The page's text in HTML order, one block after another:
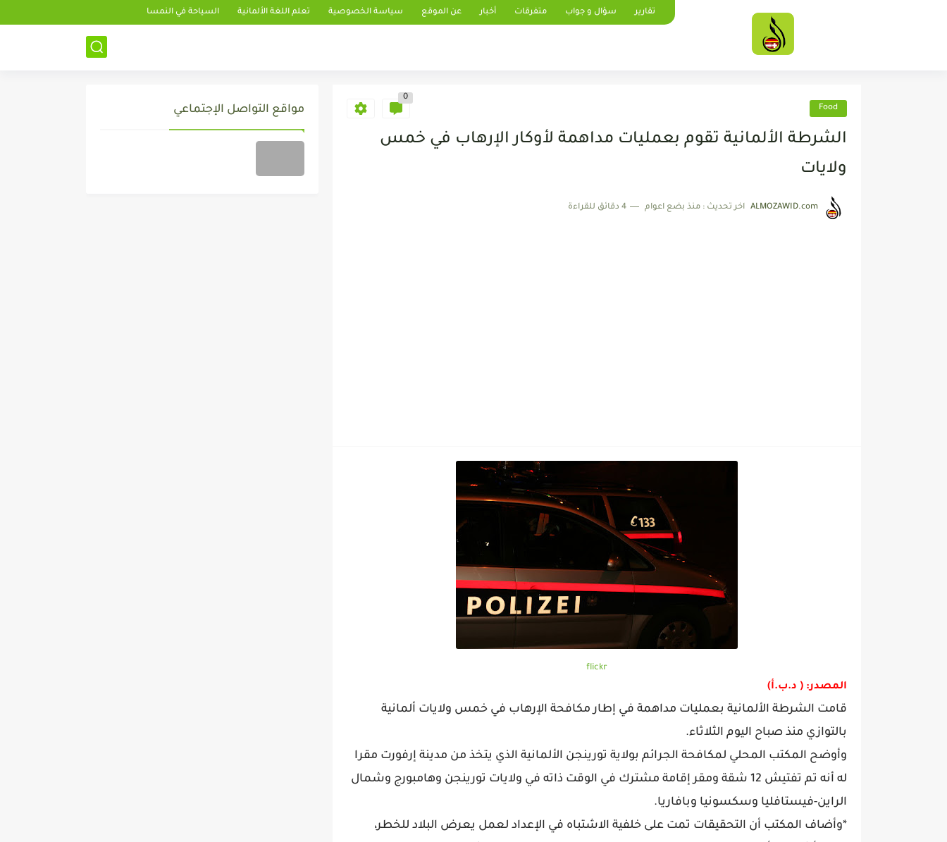
تقارير سؤال و جواب متفرقات أخبار عن الموقع سياسة الخصوصية تعلم اللغة الألمانية السياحة في النمسا
Food
0
الشرطة الألمانية تقوم بعمليات مداهمة لأوكار الإرهاب في خمس
ولايات
ALMOZAWID.com اخر تحديث : منذ بضع اعوام 4 دقائق للقراءة
flickr
المصدر: ( د.ب.أ)
قامت الشرطة الألمانية بعمليات مداهمة في إطار مكافحة الإرهاب في خمس ولايات ألمانية
بالتوازي منذ صباح اليوم الثلاثاء.
وأوضح المكتب المحلي لمكافحة الجرائم بولاية تورينجن الألمانية الذي يتخذ من مدينة إرفورت مقرا
له أنه تم تفتيش 12 شقة ومقر إقامة مشترك في الوقت ذاته في ولايات تورينجن وهامبورج وشمال
الراين-فيستافليا وسكسونيا وبافاريا.
*وأضاف المكتب أن التحقيقات تمت على خلفية الاشتباه في الإعداد لعمل يعرض البلاد للخطر،
مواقع التواصل الإجتماعي